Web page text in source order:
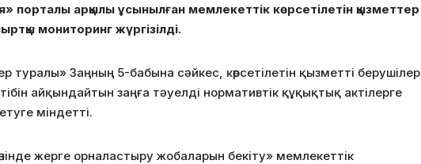
порталы арқылы ұсынылған мемлекеттік көрсетілетін қызметтер
мониторинг жүргізілді.
туралы» Заңның 5-бабына сәйкес, көрсетілетін қызметті берушілер
айқындайтын заңға тәуелді нормативтік құқықтық актілерге
міндетті.
жерге орналастыру жобаларын бекіту» мемлекеттік